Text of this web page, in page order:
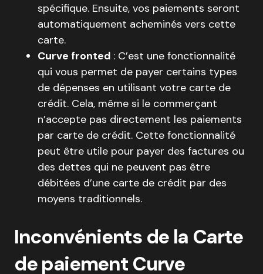
spécifique. Ensuite, vos paiements seront
automatiquement acheminés vers cette
carte.
Curve fronted : C’est une fonctionnalité
qui vous permet de payer certains types
de dépenses en utilisant votre carte de
crédit. Cela, même si le commerçant
n’accepte pas directement les paiements
par carte de crédit. Cette fonctionnalité
peut être utile pour payer des factures ou
des dettes qui ne peuvent pas être
débitées d’une carte de crédit par des
moyens traditionnels.
Inconvénients de la Carte
de paiement Curve